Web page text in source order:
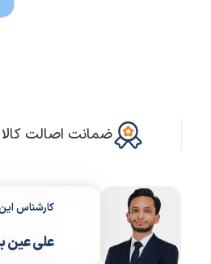
ضمانت اصالت کالا
کارشناس
علی عین